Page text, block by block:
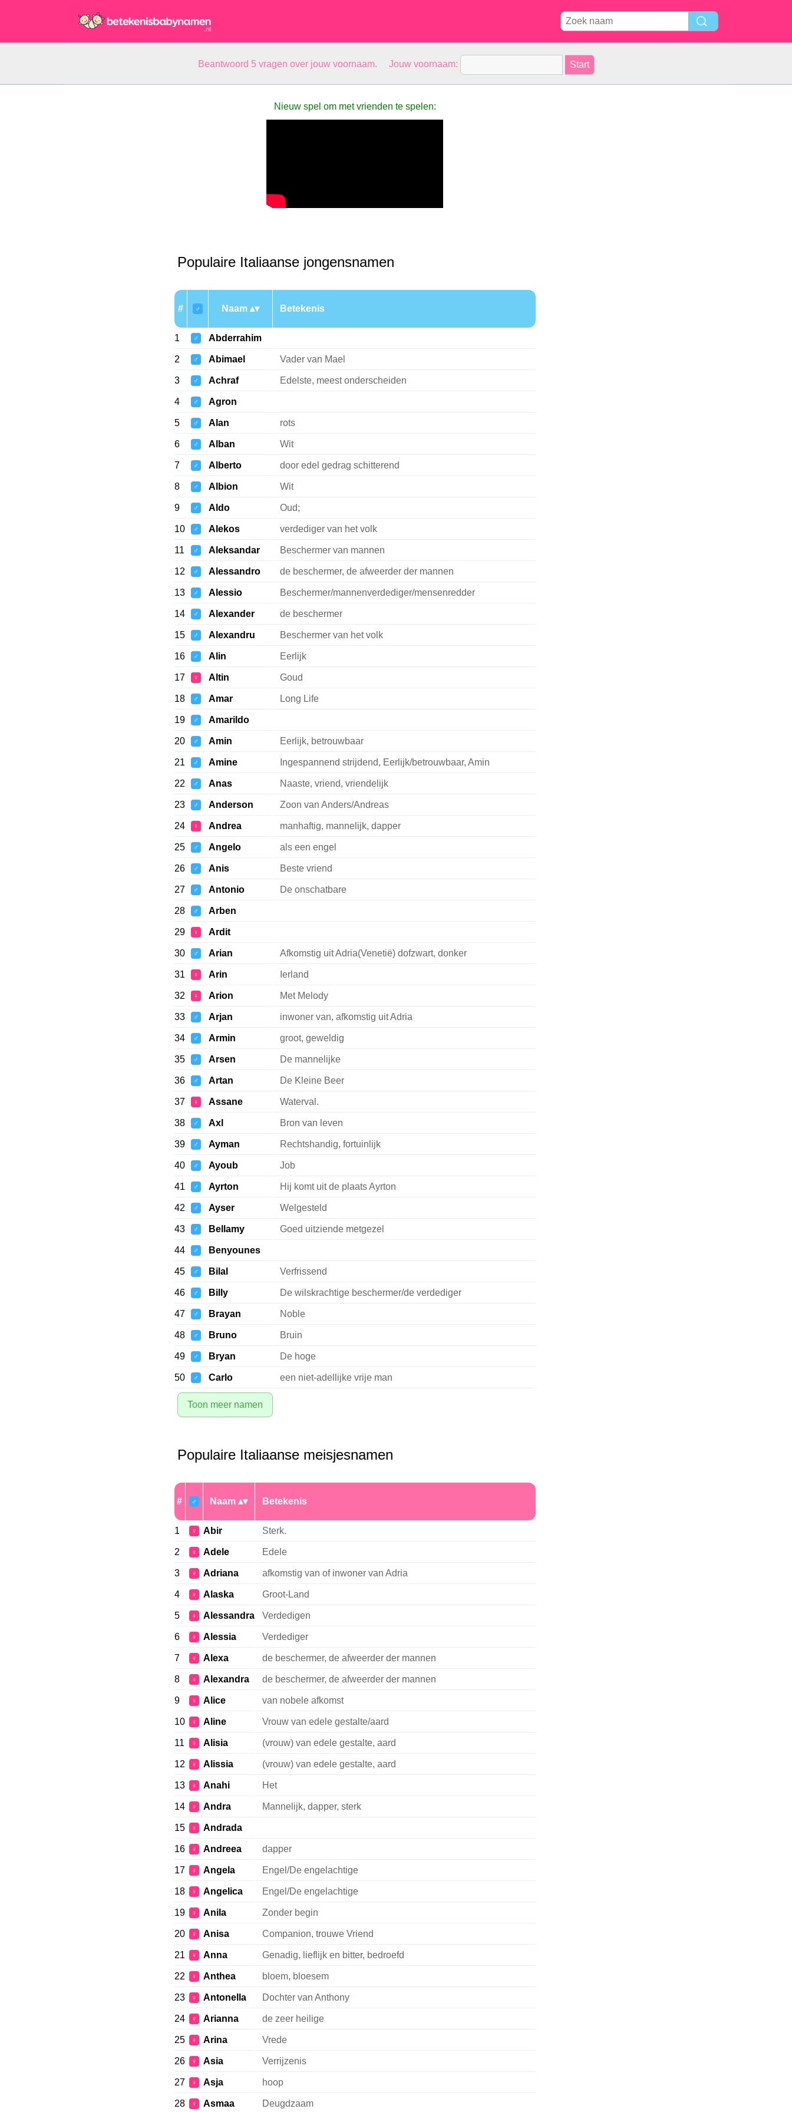
Beantwoord 5 vragen over jouw voornaam. Jouw voornaam:
Nieuw spel om met vrienden te spelen:
Populaire Italiaanse jongensnamen
# ♂ Naam Betekenis
1 ♂ Abderrahim
2 ♂ Abimael Vader van Mael
3 ♂ Achraf Edelste, meest onderscheiden
4 ♂ Agron
5 ♂ Alan rots
6 ♂ Alban Wit
7 ♂ Alberto door edel gedrag schitterend
8 ♂ Albion Wit
9 ♂ Aldo Oud;
10 ♂ Alekos verdediger van het volk
11 ♂ Aleksandar Beschermer van mannen
12 ♂ Alessandro de beschermer, de afweerder der mannen
13 ♂ Alessio Beschermer/mannenverdediger/mensenredder
14 ♂ Alexander de beschermer
15 ♂ Alexandru Beschermer van het volk
16 ♂ Alin Eerlijk
17 ♀ Altin Goud
18 ♂ Amar Long Life
19 ♂ Amarildo
20 ♂ Amin Eerlijk, betrouwbaar
21 ♂ Amine Ingespannend strijdend, Eerlijk/betrouwbaar, Amin
22 ♂ Anas Naaste, vriend, vriendelijk
23 ♂ Anderson Zoon van Anders/Andreas
24 ♀ Andrea manhaftig, mannelijk, dapper
25 ♂ Angelo als een engel
26 ♂ Anis Beste vriend
27 ♂ Antonio De onschatbare
28 ♂ Arben
29 ♀ Ardit
30 ♂ Arian Afkomstig uit Adria(Venetië) dofzwart, donker
31 ♀ Arin Ierland
32 ♀ Arion Met Melody
33 ♂ Arjan inwoner van, afkomstig uit Adria
34 ♂ Armin groot, geweldig
35 ♂ Arsen De mannelijke
36 ♂ Artan De Kleine Beer
37 ♀ Assane Waterval.
38 ♂ Axl Bron van leven
39 ♂ Ayman Rechtshandig, fortuinlijk
40 ♂ Ayoub Job
41 ♂ Ayrton Hij komt uit de plaats Ayrton
42 ♂ Ayser Welgesteld
43 ♂ Bellamy Goed uitziende metgezel
44 ♂ Benyounes
45 ♂ Bilal Verfrissend
46 ♂ Billy De wilskrachtige beschermer/de verdediger
47 ♂ Brayan Noble
48 ♂ Bruno Bruin
49 ♂ Bryan De hoge
50 ♂ Carlo een niet-adellijke vrije man
Toon meer namen
Populaire Italiaanse meisjesnamen
# ♂ Naam Betekenis
1 ♀ Abir Sterk.
2 ♀ Adele Edele
3 ♀ Adriana afkomstig van of inwoner van Adria
4 ♀ Alaska Groot-Land
5 ♀ Alessandra Verdedigen
6 ♀ Alessia Verdediger
7 ♀ Alexa de beschermer, de afweerder der mannen
8 ♀ Alexandra de beschermer, de afweerder der mannen
9 ♀ Alice van nobele afkomst
10 ♀ Aline Vrouw van edele gestalte/aard
11 ♀ Alisia (vrouw) van edele gestalte, aard
12 ♀ Alissia (vrouw) van edele gestalte, aard
13 ♀ Anahi Het
14 ♀ Andra Mannelijk, dapper, sterk
15 ♀ Andrada
16 ♀ Andreea dapper
17 ♀ Angela Engel/De engelachtige
18 ♀ Angelica Engel/De engelachtige
19 ♀ Anila Zonder begin
20 ♀ Anisa Companion, trouwe Vriend
21 ♀ Anna Genadig, lieflijk en bitter, bedroefd
22 ♀ Anthea bloem, bloesem
23 ♀ Antonella Dochter van Anthony
24 ♀ Arianna de zeer heilige
25 ♀ Arina Vrede
26 ♀ Asia Verrijzenis
27 ♀ Asja hoop
28 ♀ Asmaa Deugdzaam